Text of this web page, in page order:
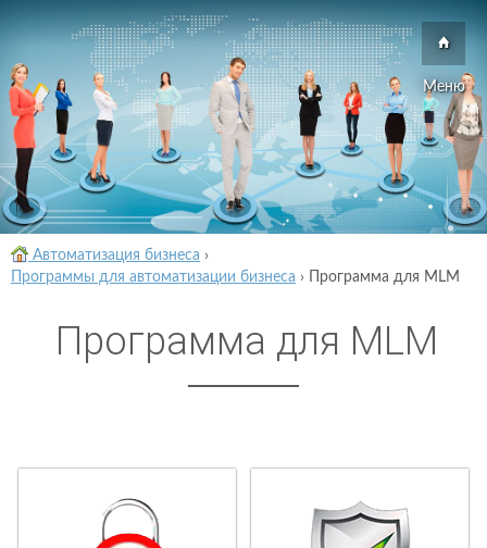
Меню
Автоматизация бизнеса ›
Программы для автоматизации бизнеса › Программа для MLM
Программа для MLM